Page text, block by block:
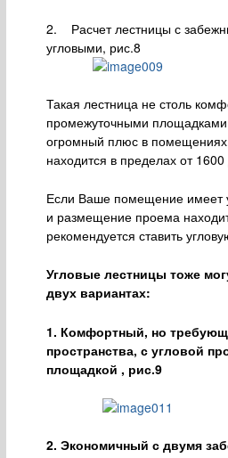
2. Расчет лестницы с
угловыми, рис.8
Такая лестница не столь
промежуточными
огромный плюс в
находится в пределах от
Если Ваше помещение имеет
и размещение проема
рекомендуется ставить
Угловые лестницы тоже
двух вариантах:
1. Комфортный, но
пространства, с угловой
площадкой , рис.9
2. Экономичный с двумя